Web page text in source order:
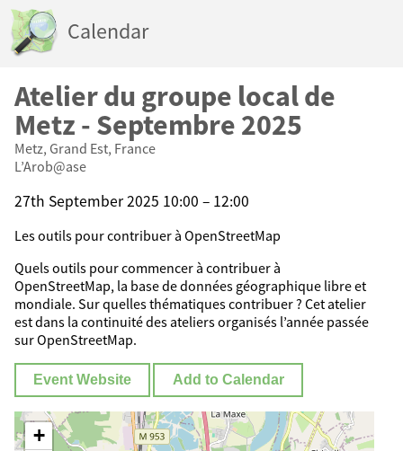
Calendar
Atelier du groupe local de
Metz - Septembre 2025
Metz, Grand Est, France
L’Arob@ase
27th September 2025 10:00 – 12:00
Les outils pour contribuer à OpenStreetMap
Quels outils pour commencer à contribuer à
OpenStreetMap, la base de données géographique libre et
mondiale. Sur quelles thématiques contribuer ? Cet atelier
est dans la continuité des ateliers organisés l’année passée
sur OpenStreetMap.
Event Website Add to Calendar
+